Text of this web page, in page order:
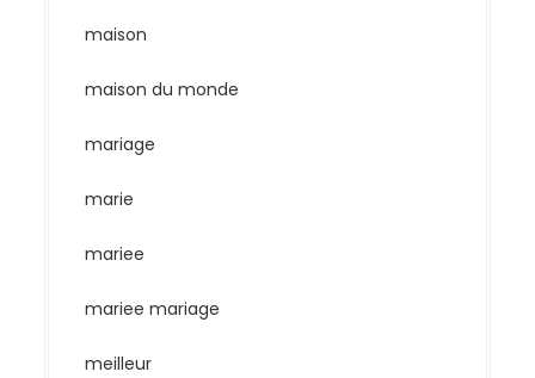
maison
maison du monde
mariage
marie
mariee
mariee mariage
meilleur